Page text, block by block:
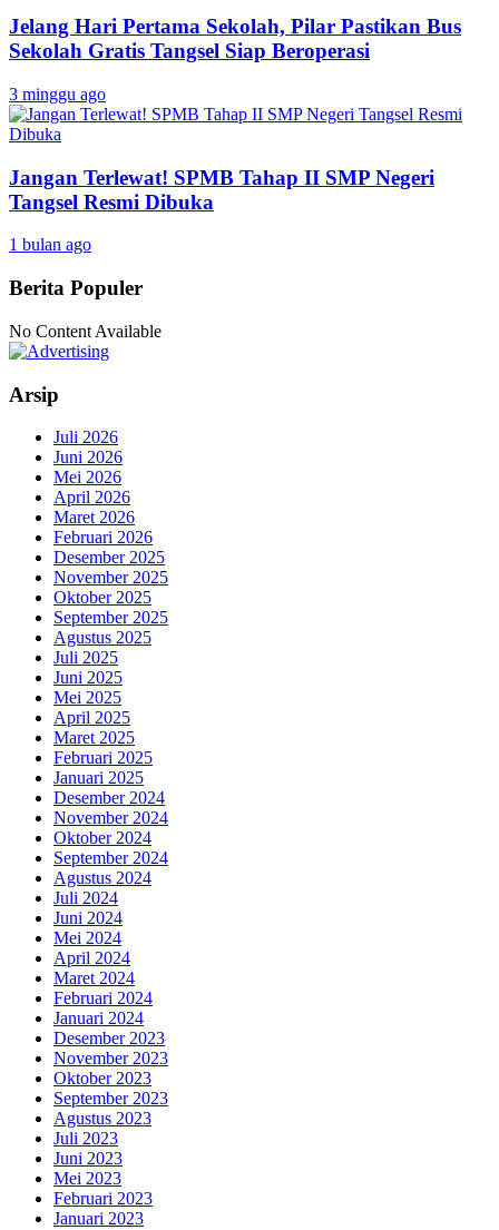
Jelang Hari Pertama Sekolah, Pilar Pastikan Bus
Sekolah Gratis Tangsel Siap Beroperasi
3 minggu ago
Jangan Terlewat! SPMB Tahap II SMP Negeri
Tangsel Resmi Dibuka
1 bulan ago
Berita Populer
No Content Available
Arsip
Juli 2026
Juni 2026
Mei 2026
April 2026
Maret 2026
Februari 2026
Desember 2025
November 2025
Oktober 2025
September 2025
Agustus 2025
Juli 2025
Juni 2025
Mei 2025
April 2025
Maret 2025
Februari 2025
Januari 2025
Desember 2024
November 2024
Oktober 2024
September 2024
Agustus 2024
Juli 2024
Juni 2024
Mei 2024
April 2024
Maret 2024
Februari 2024
Januari 2024
Desember 2023
November 2023
Oktober 2023
September 2023
Agustus 2023
Juli 2023
Juni 2023
Mei 2023
Februari 2023
Januari 2023